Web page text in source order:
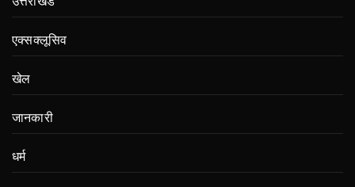
एक्सक्लूसिव
खेल
जानकारी
धर्म